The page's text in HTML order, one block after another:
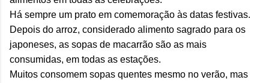
Há sempre um prato em comemoração às datas festivas.
Depois do arroz, considerado alimento sagrado para os
japoneses, as sopas de macarrão são as mais
consumidas, em todas as estações.
Muitos consomem sopas quentes mesmo no verão, mas